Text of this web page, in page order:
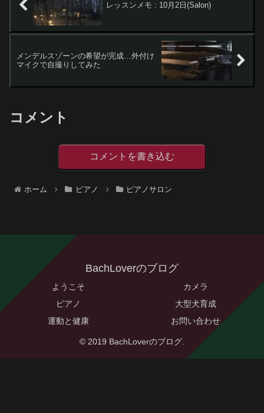
レッスンメモ : 10月2日(Salon)
メンデルスゾーンの希望が完成…外付け
マイクで自撮りしてみた
コメント
コメントを書き込む
ホーム ピアノ ピアノサロン
BachLoverのブログ
ようこそ
カメラ
ピアノ
大型犬育成
運動と健康
お問い合わせ
© 2019 BachLoverのブログ.